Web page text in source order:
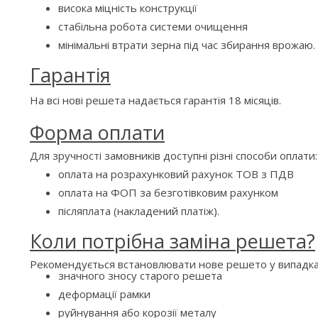
висока міцність конструкції
стабільна робота системи очищення
мінімальні втрати зерна під час збирання врожаю.
Гарантія
На всі нові решета надається гарантія 18 місяців.
Форма оплати
Для зручності замовників доступні різні способи оплати:
оплата на розрахунковий рахунок ТОВ з ПДВ
оплата на ФОП за безготівковим рахунком
післяплата (накладений платіж).
Коли потрібна заміна решета?
Рекомендується встановлювати нове решето у
значного зносу старого решета
деформації рамки
руйнування або корозії металу